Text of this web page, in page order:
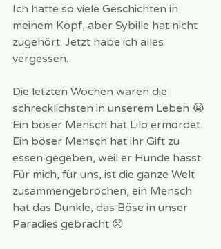
Ich hatte so viele Geschichten in
meinem Kopf, aber Sybille hat nicht
zugehört. Jetzt habe ich alles
vergessen.
Die letzten Wochen waren die
schrecklichsten in unserem Leben 😭
Ein böser Mensch hat Lilo ermordet.
Ein böser Mensch hat ihr Gift zu
essen gegeben, weil er Hunde hasst.
Für mich, für uns, ist die ganze Welt
zusammengebrochen, ein Mensch
hat das Dunkle, das Böse in unser
Paradies gebracht 😞